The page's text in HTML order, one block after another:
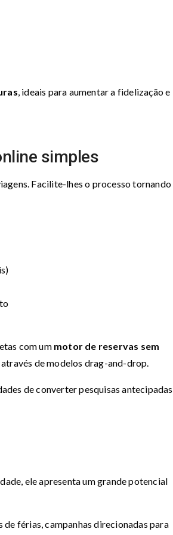
, ideais para aumentar a fidelização e
simples
Facilite-lhes o processo tornando
com um motor de reservas sem
de modelos drag-and-drop.
de converter pesquisas
ele apresenta um grande potencial
férias, campanhas direcionadas para